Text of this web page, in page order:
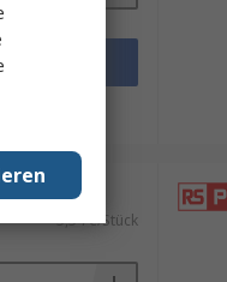
5,54 €/Stück